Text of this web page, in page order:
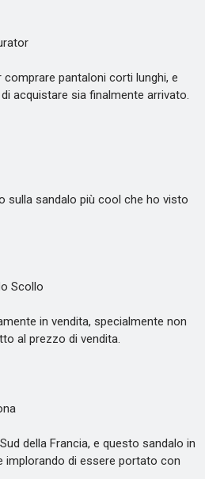
pantaloni corti lunghi, e
acquistare sia finalmente arrivato.
sandalo più cool che ho visto
Scollo
in vendita, specialmente non
al prezzo di vendita.
della Francia, e questo sandalo in
implorando di essere portato con